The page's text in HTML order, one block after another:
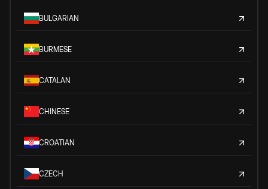
BULGARIAN
BURMESE
CATALAN
CHINESE
CROATIAN
CZECH